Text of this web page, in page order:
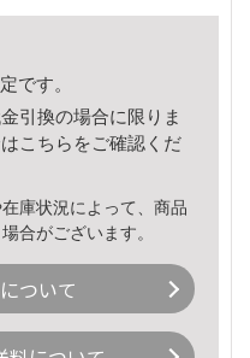
です。
引換の場合に限りま
こちら をご確認くだ
庫状況によって、商品
合がございます。
ついて